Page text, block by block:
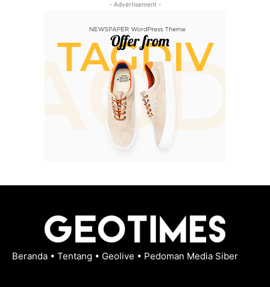
- Advertisement -
Beranda • Tentang • Geolive • Pedoman Media Siber